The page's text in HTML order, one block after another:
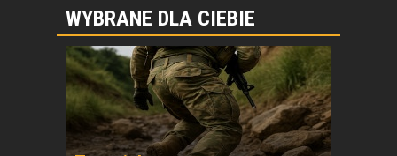
WYBRANE DLA CIEBIE